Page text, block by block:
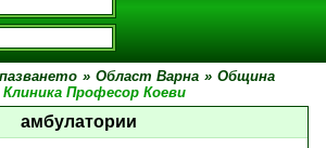
» Област Варна » Община
Клиника Професор Коеви
амбулатории